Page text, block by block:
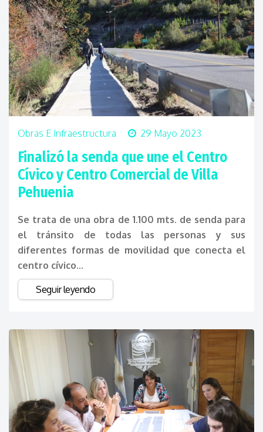
Obras E Infraestructura 29 Mayo 2023
Finalizó la senda que une el Centro
Cívico y Centro Comercial de Villa
Pehuenia
Se trata de una obra de 1.100 mts. de senda para
el tránsito de todas las personas y sus
diferentes formas de movilidad que conecta el
centro cívico...
Seguir leyendo